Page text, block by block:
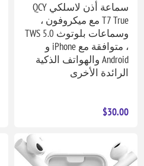
سماعة أذن لاسلكي QCY
T7 True مع ميكروفون ،
وسماعات بلوتوث TWS 5.0
، متوافقة مع iPhone و
Android والهواتف الذكية
الرائدة الأخرى
$30.00